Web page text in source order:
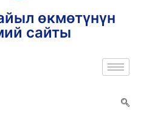
өкмөтүнүн
сайты